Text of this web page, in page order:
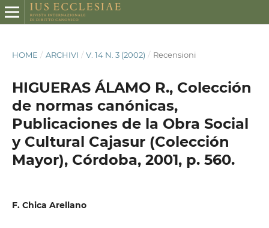
HOME / ARCHIVI / V. 14 N. 3 (2002) / Recensioni
HIGUERAS ÁLAMO R., Colección
de normas canónicas,
Publicaciones de la Obra Social
y Cultural Cajasur (Colección
Mayor), Córdoba, 2001, p. 560.
F. Chica Arellano